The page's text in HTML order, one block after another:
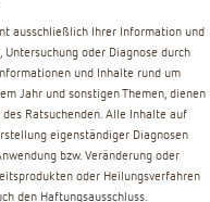
ausschließlich Ihrer Information und
oder Diagnose durch
und Inhalte rund um
Jahr und sonstigen Themen, dienen
Ratsuchenden. Alle Inhalte auf
eigenständiger Diagnosen
bzw. Veränderung oder
oder Heilungsverfahren
den Haftungsausschluss.